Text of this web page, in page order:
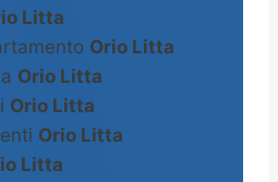
Litta
Orio Litta
Orio Litta
Orio Litta
Orio Litta
Litta